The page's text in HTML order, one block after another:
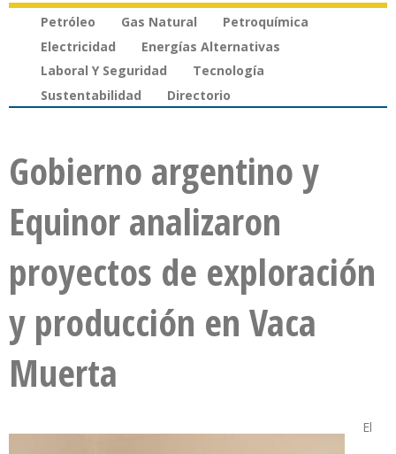
Petróleo Gas Natural
Petroquímica
Electricidad
Energías Alternativas
Laboral Y Seguridad
Tecnología
Sustentabilidad
Directorio
Gobierno argentino y
Equinor analizaron
proyectos de exploración
y producción en Vaca
Muerta
El